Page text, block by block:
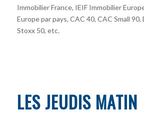
Immobilier France, IEIF Immobilier
Europe par pays, CAC 40, CAC Small 90,
Stoxx 50, etc.
LES JEUDIS MATIN